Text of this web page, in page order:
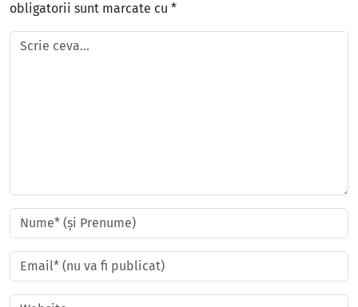
obligatorii sunt marcate cu *